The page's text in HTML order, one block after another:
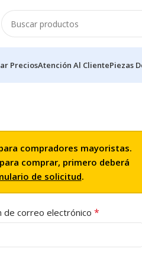
PreciosAtención Al ClientePiezas
compradores mayoristas.
comprar, primero deberá
de solicitud.
de correo electrónico *